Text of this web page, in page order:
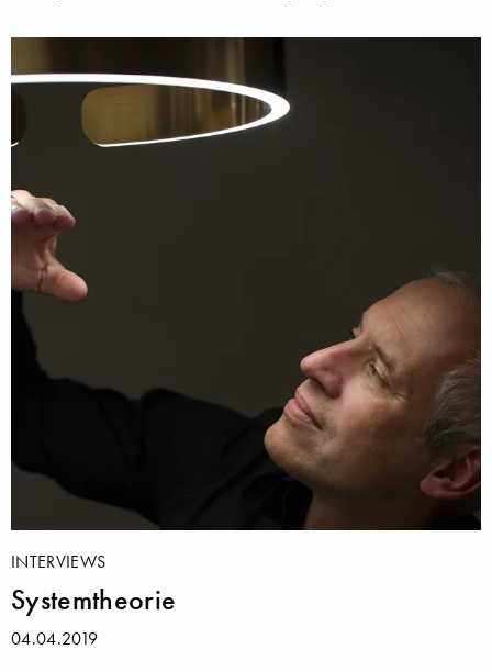
INTERVIEWS
Systemtheorie
04.04.2019